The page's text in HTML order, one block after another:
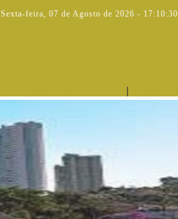
Sexta-feira, 07 de Agosto de 2026 - 17:10:30
|